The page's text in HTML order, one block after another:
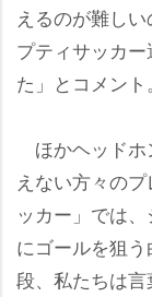
えるのが難し
プティサッカ
た」とコメント。
ほかヘッドホ
えない方々の
ッカー」では
にゴールを狙
段、私たちは